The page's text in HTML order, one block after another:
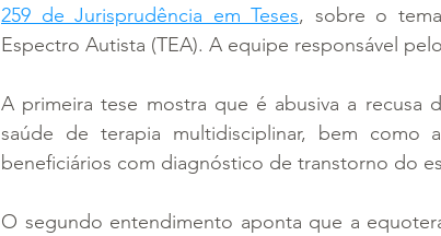
259 de Jurisprudência em Teses, sobre o
Espectro Autista (TEA). A equipe responsável
A primeira tese mostra que é abusiva a
saúde de terapia multidisciplinar, bem como
beneficiários com diagnóstico de transtorno do
O segundo entendimento aponta que a